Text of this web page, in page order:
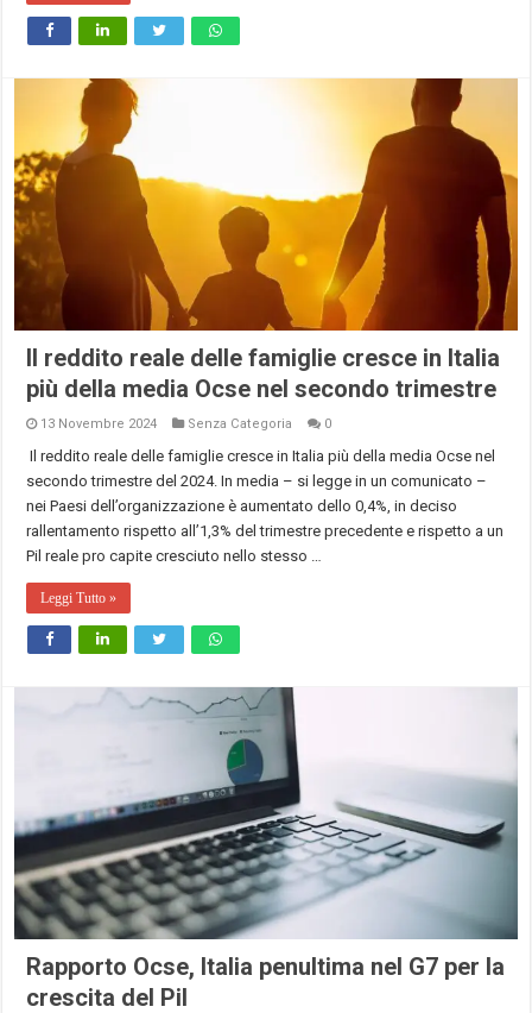
Il reddito reale delle famiglie cresce in Italia
più della media Ocse nel secondo trimestre
13 Novembre 2024 Senza Categoria 0
Il reddito reale delle famiglie cresce in Italia più della media Ocse nel
secondo trimestre del 2024. In media – si legge in un comunicato –
nei Paesi dell’organizzazione è aumentato dello 0,4%, in deciso
rallentamento rispetto all’1,3% del trimestre precedente e rispetto a un
Pil reale pro capite cresciuto nello stesso …
Leggi Tutto »
Rapporto Ocse, Italia penultima nel G7 per la
crescita del Pil